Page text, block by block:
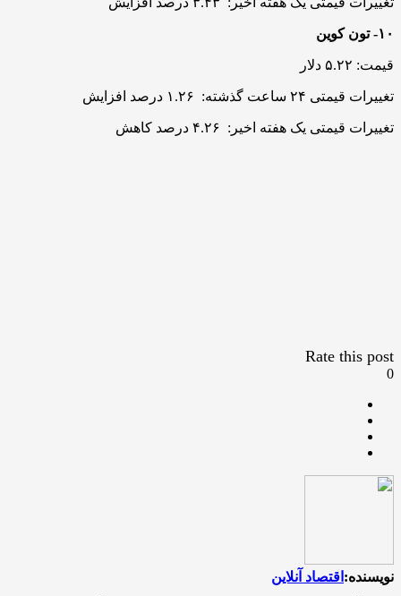
۱۰- تون کوین
قیمت: ۵.۲۲ دلار
تغییرات قیمتی ۲۴ ساعت گذشته: ۱.۲۶ درصد افزایش
تغییرات قیمتی یک هفته اخیر: ۴.۲۶ درصد کاهش
Rate this post
0
نویسنده: اقتصاد آنلاین